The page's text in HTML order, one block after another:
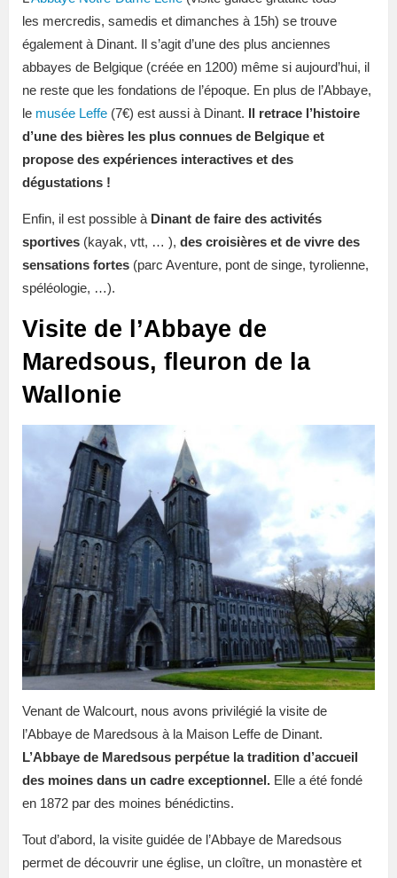
les mercredis, samedis et dimanches à 15h) se trouve
également à Dinant. Il s’agit d’une des plus anciennes
abbayes de Belgique (créée en 1200) même si aujourd’hui, il
ne reste que les fondations de l’époque. En plus de l’Abbaye,
le musée Leffe (7€) est aussi à Dinant. Il retrace l’histoire
d’une des bières les plus connues de Belgique et
propose des expériences interactives et des
dégustations !
Enfin, il est possible à Dinant de faire des activités
sportives (kayak, vtt, … ), des croisières et de vivre des
sensations fortes (parc Aventure, pont de singe, tyrolienne,
spéléologie, …).
Visite de l’Abbaye de
Maredsous, fleuron de la
Wallonie
Venant de Walcourt, nous avons privilégié la visite de
l’Abbaye de Maredsous à la Maison Leffe de Dinant.
L’Abbaye de Maredsous perpétue la tradition d’accueil
des moines dans un cadre exceptionnel. Elle a été fondé
en 1872 par des moines bénédictins.
Tout d’abord, la visite guidée de l’Abbaye de Maredsous
permet de découvrir une église, un cloître, un monastère et